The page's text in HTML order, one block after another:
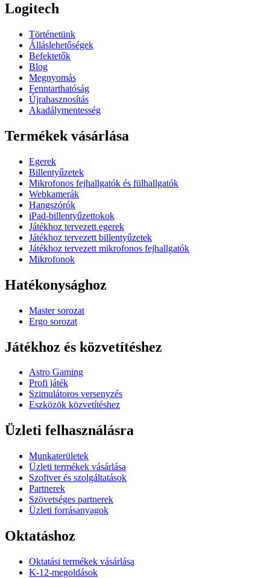
Logitech
Történetünk
Álláslehetőségek
Befektetők
Blog
Megnyomás
Fenntarthatóság
Újrahasznosítás
Akadálymentesség
Termékek vásárlása
Egerek
Billentyűzetek
Mikrofonos fejhallgatók és fülhallgatók
Webkamerák
Hangszórók
iPad-billentyűzettokok
Játékhoz tervezett egerek
Játékhoz tervezett billentyűzetek
Játékhoz tervezett mikrofonos fejhallgatók
Mikrofonok
Hatékonysághoz
Master sorozat
Ergo sorozat
Játékhoz és közvetítéshez
Astro Gaming
Profi játék
Szimulátoros versenyzés
Eszközök közvetítéshez
Üzleti felhasználásra
Munkaterületek
Üzleti termékek vásárlása
Szoftver és szolgáltatások
Partnerek
Szövetséges partnerek
Üzleti forrásanyagok
Oktatáshoz
Oktatási termékek vásárlása
K-12-megoldások